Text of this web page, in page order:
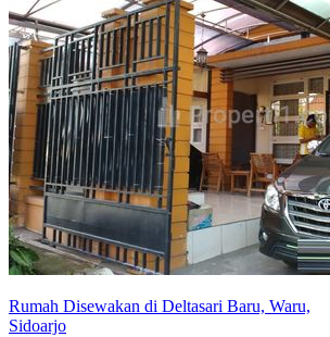
Rumah Disewakan di Deltasari Baru, Waru,
Sidoarjo